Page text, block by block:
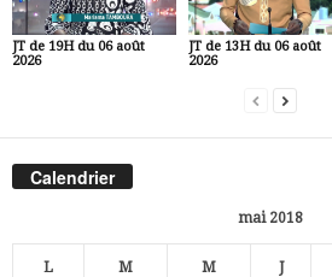
JT de 19H du 06 août
2026
JT de 13H du 06 août
2026
Calendrier
mai 2018
L M M J